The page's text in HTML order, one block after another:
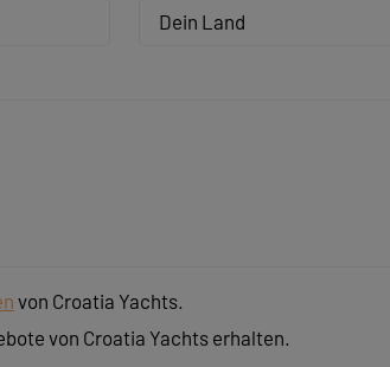
Dein Land
von Croatia Yachts.
von Croatia Yachts erhalten.